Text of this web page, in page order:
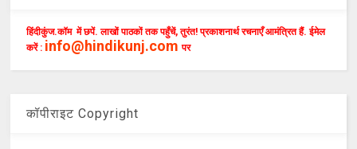
हिंदीकुंज.कॉम में छपें. लाखों पाठकों तक पहुँचें, तुरंत! प्रकाशनार्थ रचनाएँ आमंत्रित हैं. ईमेल
करें : info@hindikunj.com पर
कॉपीराइट Copyright